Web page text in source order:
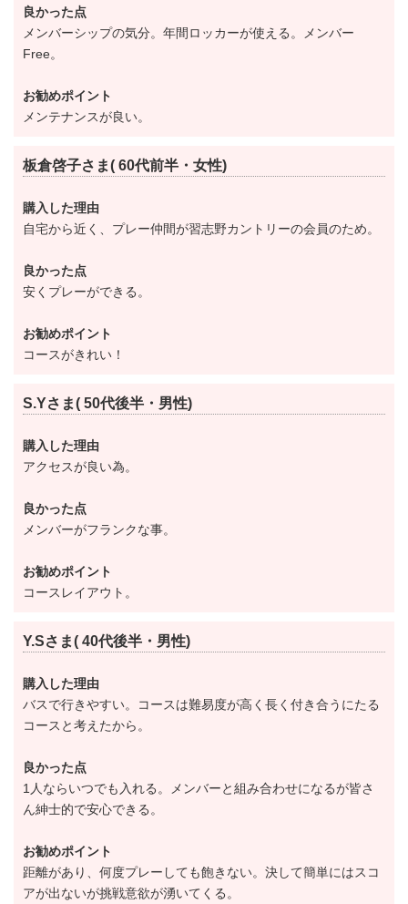
【クイーンコース】
距離は短めなりますが、メンタル面で厳しく、正確さ
や基本的技術を要求されます。
池やバンカーが要所に配され、戦略性を高めている。
6574ヤード。コースレートは70.3。
2020年1月1日より、各種料金を下記の通り改定しま
す。
①年会費
可)
(税別)
週日会員【改定前】30,000円(税別)→【改定後】40,000
円(税別)
●単独会員(36Ｈ会員・空港ゴルフコース 成田 利用
不可)
正会員【改定前】36,000円(税別)→【改定後】50,000円
(税別)
週日会員【改定前】18,000円(税別)→【改定後】30,000
②名義書換改定
正会員【改定前】1,000,000円(税別)→【改定後】
週日会員【改定前】500,000円(税別)→【改定後】
1,000,000円(税別)
正会員【改定前】300,000円(税別)→【改定後】
450,000円(税別)
300,000円(税別)
●親族譲渡事務手数料(変更なし)
良かった点
メンバーシップの気分。年間ロッカーが使える。メンバー
Free。
お勧めポイント
メンテナンスが良い。
板倉啓子さま( 60代前半・女性)
購入した理由
自宅から近く、プレー仲間が習志野カントリーの会員のため。
良かった点
安くプレーができる。
お勧めポイント
コースがきれい！
S.Yさま( 50代後半・男性)
購入した理由
アクセスが良い為。
良かった点
メンバーがフランクな事。
お勧めポイント
コースレイアウト。
Y.Sさま( 40代後半・男性)
購入した理由
バスで行きやすい。コースは難易度が高く長く付き合うにたる
コースと考えたから。
良かった点
1人ならいつでも入れる。メンバーと組み合わせになるが皆さ
ん紳士的で安心できる。
お勧めポイント
距離があり、何度プレーしても飽きない。決して簡単にはスコ
アが出ないが挑戦意欲が湧いてくる。